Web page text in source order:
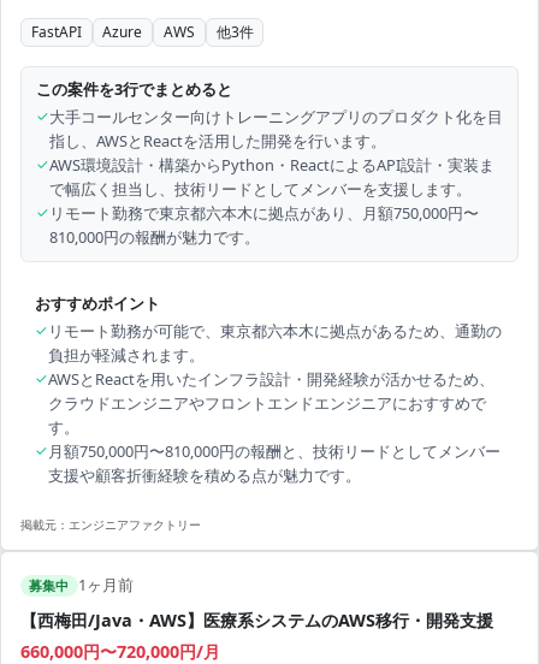
FastAPI Azure AWS 他3件
この案件を3行でまとめると
✓大手コールセンター向けトレーニングアプリのプロダクト化を目
指し、AWSとReactを活用した開発を行います。
✓AWS環境設計・構築からPython・ReactによるAPI設計・実装ま
で幅広く担当し、技術リードとしてメンバーを支援します。
✓ リモート勤務で東京都六本木に拠点があり、月額750,000円〜
810,000円の報酬が魅力です。
おすすめポイント
✓ リモート勤務が可能で、東京都六本木に拠点があるため、通勤の
負担が軽減されます。
✓AWSとReactを用いたインフラ設計・開発経験が活かせるため、
クラウドエンジニアやフロントエンドエンジニアにおすすめで
す。
✓月額750,000円〜810,000円の報酬と、技術リードとしてメンバー
支援や顧客折衝経験を積める点が魅力です。
掲載元： エンジニアファクトリー
募集中 1ヶ月前
【西梅田/Java・AWS】医療系システムのAWS移行・開発支援
660,000円〜720,000円/月